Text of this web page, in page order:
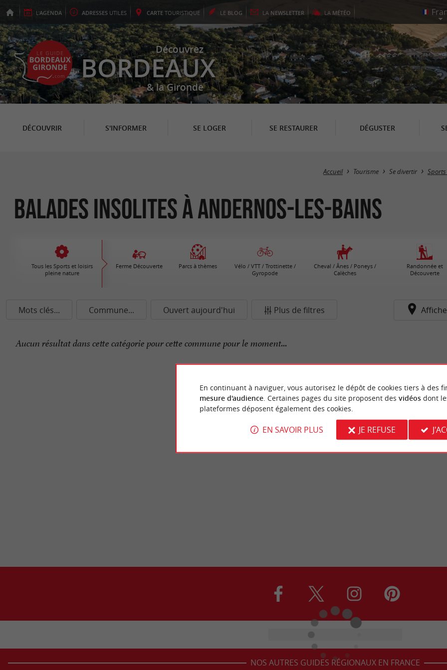
L'AGENDA ADRESSES UTILES CARTE TOURISTIQUE LE BLOG LA NEWSLETTER LA MÉTÉO
Découvrez
BORDEAUX
& la Gironde
DÉCOUVRIR S'INFORMER SE LOGER SE RESTAURER DÉGUSTER
Accueil Tourisme Se divertir
Balades Insolites à Andernos-les-Bains
Tous les Sports et loisirs
pleine nature
Ferme Découverte Parcs à thèmes
Vélo / VTT / Trottinette /
Gyropode
Cheval / Ânes / Poneys /
Calèches
Randonnée et
Découverte
Mots clés... Commune... Ouvert aujourd'hui Plus de filtres
Aucun résultat dans cette catégorie pour cette commune pour le moment...
NOS AUTRES GUIDES RÉGIONAUX EN FRANCE
En continuant à naviguer, vous autorisez le dépôt de cookies tiers à des
mesure d'audience. Certaines pages du site proposent des vidéosdont
plateformes déposent également des cookies.
EN SAVOIR PLUS JE REFUSE